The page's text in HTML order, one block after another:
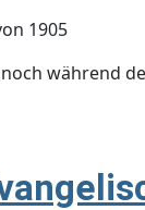
1905
während